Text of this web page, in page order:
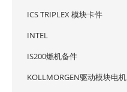
ICS TRIPLEX 模块卡件
INTEL
IS200燃机备件
KOLLMORGEN驱动模块电机